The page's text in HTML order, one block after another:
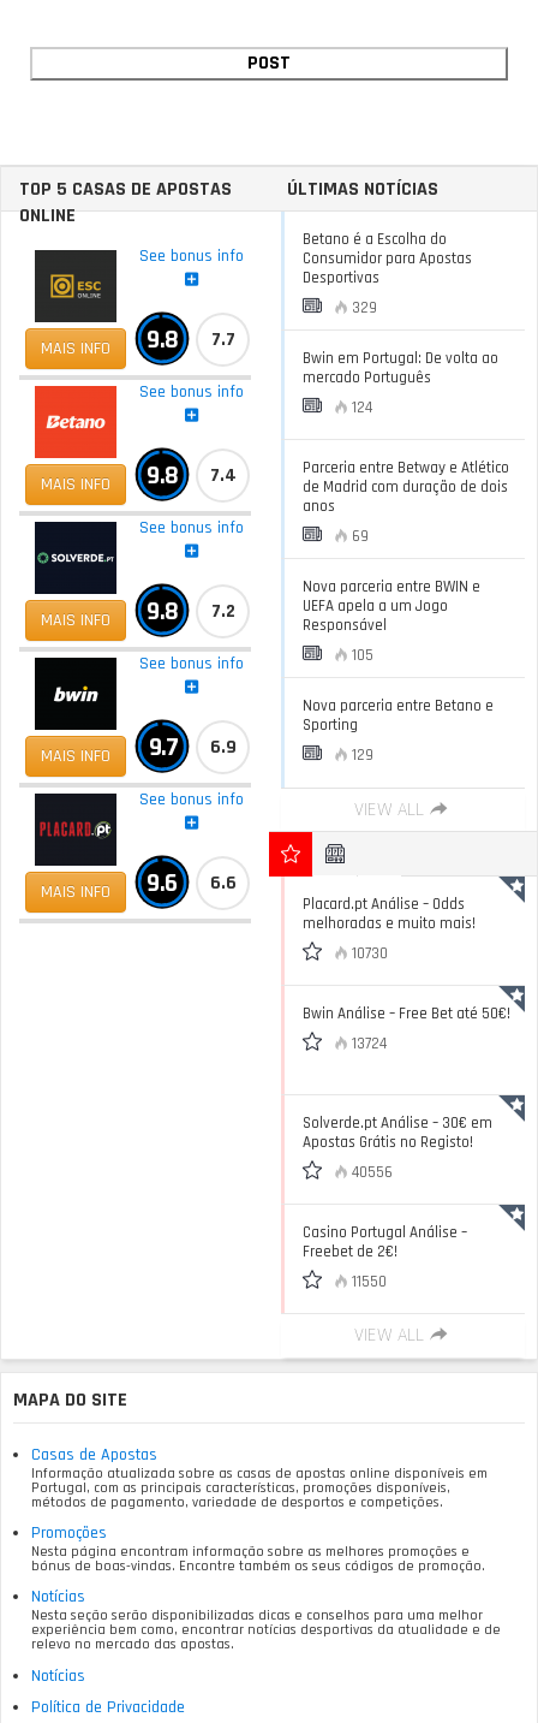
TOP 5 CASAS DE APOSTAS
ONLINE
MAIS INFO
See bonus info
9.8 7.7
MAIS INFO
See bonus info
9.8 7.4
MAIS INFO
See bonus info
9.8 7.2
MAIS INFO
See bonus info
9.7 6.9
MAIS INFO
See bonus info
9.6 6.6
ÚLTIMAS NOTÍCIAS
Betano é a Escolha do
Consumidor para Apostas
Desportivas
329
Bwin em Portugal: De volta ao
mercado Português
124
Parceria entre Betway e Atlético
de Madrid com duração de dois
anos
69
Nova parceria entre BWIN e
UEFA apela a um Jogo
Responsável
105
Nova parceria entre Betano e
Sporting
129
VIEW ALL
Placard.pt Análise – Odds
melhoradas e muito mais!
10730
Bwin Análise – Free Bet até 50€!
13724
Solverde.pt Análise – 30€ em
Apostas Grátis no Registo!
40556
Casino Portugal Análise –
Freebet de 2€!
11550
VIEW ALL
MAPA DO SITE
Casas de Apostas
Informação atualizada sobre as casas de apostas online disponíveis em
Portugal, com as principais características, promoções disponíveis,
métodos de pagamento, variedade de desportos e competições.
Promoções
Nesta página encontram informação sobre as melhores promoções e
bónus de boas-vindas. Encontre também os seus códigos de promoção.
Notícias
Nesta seção serão disponibilizadas dicas e conselhos para uma melhor
experiência bem como, encontrar notícias desportivas da atualidade e de
relevo no mercado das apostas.
Notícias
Política de Privacidade